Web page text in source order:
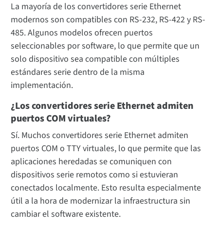
La mayoría de los convertidores serie Ethernet
modernos son compatibles con RS-232, RS-422 y RS-
485. Algunos modelos ofrecen puertos
seleccionables por software, lo que permite que un
solo dispositivo sea compatible con múltiples
estándares serie dentro de la misma
implementación.
¿Los convertidores serie Ethernet admiten
puertos COM virtuales?
Sí. Muchos convertidores serie Ethernet admiten
puertos COM o TTY virtuales, lo que permite que las
aplicaciones heredadas se comuniquen con
dispositivos serie remotos como si estuvieran
conectados localmente. Esto resulta especialmente
útil a la hora de modernizar la infraestructura sin
cambiar el software existente.